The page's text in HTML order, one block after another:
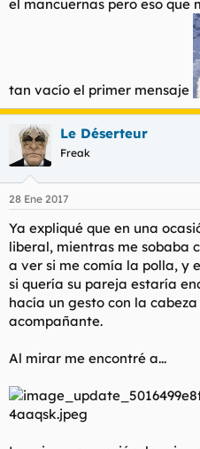
el mancuernas pero eso que
tan vacío el primer mensaje
Le Déserteur
Freak
28 Ene 2017
Ya expliqué que en una
liberal, mientras me sobaba
a ver si me comía la polla, y
si quería su pareja estaría
hacía un gesto con la
acompañante.
Al mirar me encontré a...